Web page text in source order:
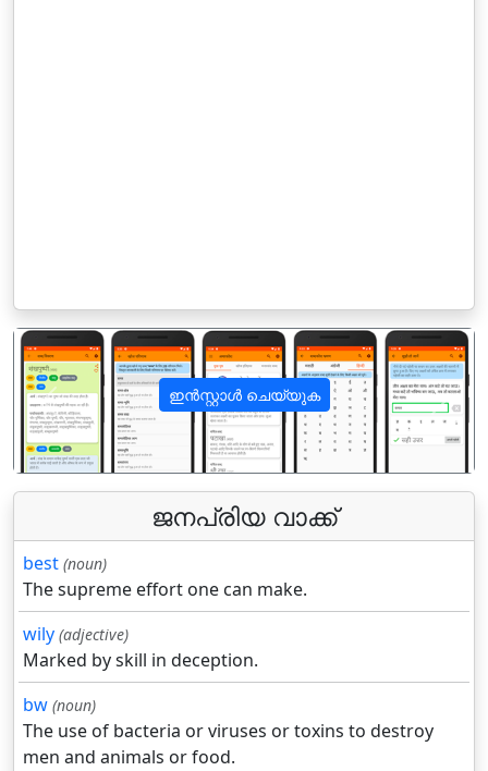
ഇൻസ്റ്റാൾ ചെയ്യുക
पिछला अगला
ജനപ്രിയ വാക്ക്
best (noun)
The supreme effort one can make.
wily (adjective)
Marked by skill in deception.
bw (noun)
The use of bacteria or viruses or toxins to destroy
men and animals or food.